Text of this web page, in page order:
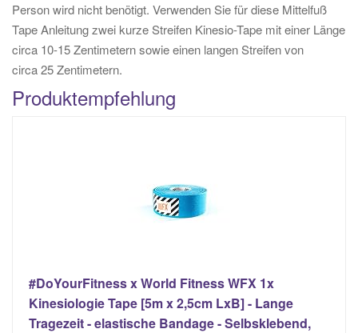
Person wird nicht benötigt. Verwenden Sie für diese Mittelfuß
Tape Anleitung zwei kurze Streifen Kinesio-Tape mit einer Länge
circa 10-15 Zentimetern sowie einen langen Streifen von
circa 25 Zentimetern.
Produktempfehlung
#DoYourFitness x World Fitness WFX 1x
Kinesiologie Tape [5m x 2,5cm LxB] - Lange
Tragezeit - elastische Bandage - Selbsklebend,